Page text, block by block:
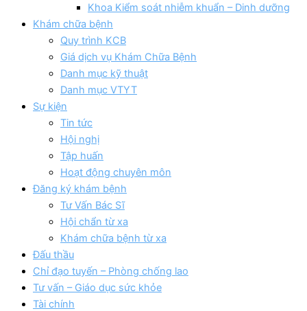
Khoa Kiểm soát nhiễm khuẩn – Dinh dưỡng
Khám chữa bệnh
Quy trình KCB
Giá dịch vụ Khám Chữa Bệnh
Danh mục kỹ thuật
Danh mục VTYT
Sự kiện
Tin tức
Hội nghị
Tập huấn
Hoạt động chuyên môn
Đăng ký khám bệnh
Tư Vấn Bác Sĩ
Hội chẩn từ xa
Khám chữa bệnh từ xa
Đấu thầu
Chỉ đạo tuyến – Phòng chống lao
Tư vấn – Giáo dục sức khỏe
Tài chính